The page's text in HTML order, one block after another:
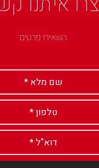
השאירו פרטים